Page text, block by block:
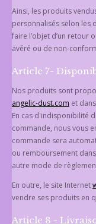
Ainsi, les produits
personnalisés selon les
faire l’objet d’un retour
avéré ou de non-
Article 7-
Nos produits sont
angelic-dust.com et
En cas d'indisponibilité
commande, nous vous
commande sera
ou remboursement
autre mode de
En outre, le site Internet
vendre ses produits en
Article 8 -